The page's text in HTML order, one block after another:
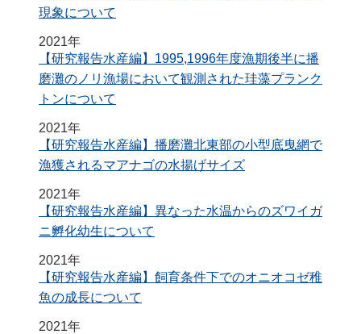
現象について
2021年
【研究報告水産編】1995,1996年度漁期後半に播
磨灘のノリ漁場において観測された珪藻プランク
トンについて
2021年
【研究報告水産編】播磨灘北東部の小型底曳網で
漁獲されるマアナゴの水揚げサイズ
2021年
【研究報告水産編】異なった水温からのズワイガ
ニ孵化幼生について
2021年
【研究報告水産編】飼育条件下でのオニオコゼ稚
魚の成長について
2021年